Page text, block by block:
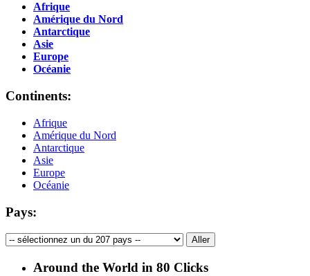
Afrique
Amérique du Nord
Antarctique
Asie
Europe
Océanie
Continents:
Afrique
Amérique du Nord
Antarctique
Asie
Europe
Océanie
Pays:
Around the World in 80 Clicks